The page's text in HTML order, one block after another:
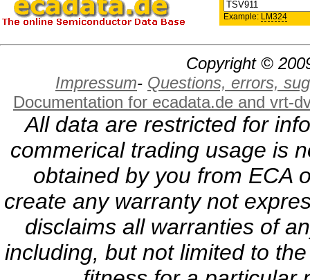
Example: LM324
Copyright ©
Impressum- Questions, errors,
Documentation for ecadata.de and vrt-
All data are restricted for
commerical trading usage is
obtained by you from ECA
create any warranty not
disclaims all warranties of
including, but not limited to